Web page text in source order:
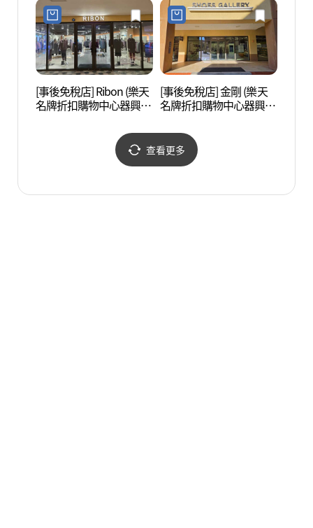
아울렛 기흥점)
프리미엄아울렛 기흥점)
[事後免稅店] Ribon (樂天
名牌折扣購物中心器興
[事後免稅店] 金剛 (樂天
名牌折扣購物中心器興
엄아울렛 기흥점)
查看更多